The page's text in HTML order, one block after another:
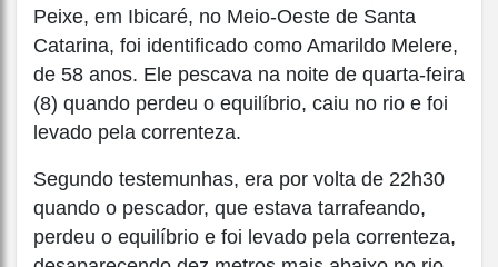
Peixe, em Ibicaré, no Meio-Oeste de Santa
Catarina, foi identificado como Amarildo Melere,
de 58 anos. Ele pescava na noite de quarta-feira
(8) quando perdeu o equilíbrio, caiu no rio e foi
levado pela correnteza.
Segundo testemunhas, era por volta de 22h30
quando o pescador, que estava tarrafeando,
perdeu o equilíbrio e foi levado pela correnteza,